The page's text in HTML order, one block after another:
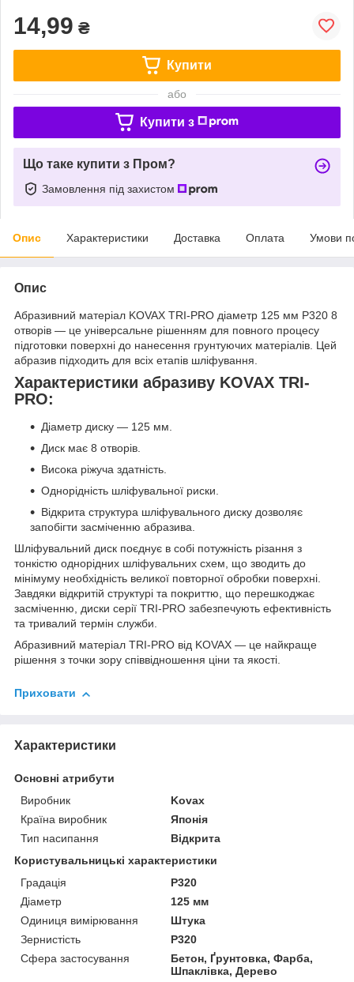
14,99 ₴
Купити
або
Купити з
Що таке купити з Пром?
Замовлення під захистом
Опис Характеристики Доставка Оплата Умови
Опис
Абразивний матеріал KOVAX TRI-PRO діаметр 125 мм P320 8
отворів — це універсальне рішенням для повного процесу
підготовки поверхні до нанесення грунтуючих матеріалів. Цей
абразив підходить для всіх етапів шліфування.
Характеристики абразиву KOVAX TRI-
PRO:
Діаметр диску — 125 мм.
Диск має 8 отворів.
Висока ріжуча здатність.
Однорідність шліфувальної риски.
Відкрита структура шліфувального диску дозволяє
запобігти засміченню абразива.
Шліфувальний диск поєднує в собі потужність різання з
тонкістю однорідних шліфувальних схем, що зводить до
мінімуму необхідність великої повторної обробки поверхні.
Завдяки відкритій структурі та покриттю, що перешкоджає
засміченню, диски серії TRI-PRO забезпечують ефективність
та тривалий термін служби.
Абразивний матеріал TRI-PRO від KOVAX — це найкраще
рішення з точки зору співвідношення ціни та якості.
Приховати
Характеристики
Основні атрибути
Виробник
Kovax
Країна виробник
Японія
Тип насипання
Відкрита
Користувальницькі характеристики
Градація
P320
Діаметр
125 мм
Одиниця вимірювання
Штука
Зернистість
P320
Сфера застосування
Бетон, Ґрунтовка, Фарба,
Шпаклівка, Дерево